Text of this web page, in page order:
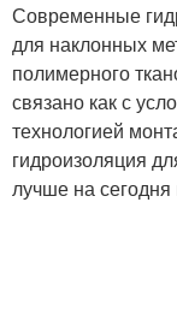
Современные
для наклонных
полимерного
связано как с
технологией
гидроизоляция
лучше на сегодня